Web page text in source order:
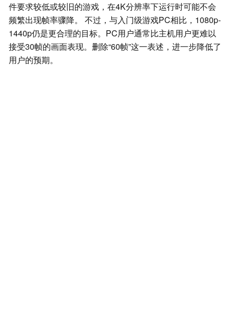
件要求较低或较旧的游戏，在4K分辨率下运行时可能不会
频繁出现帧率骤降。 不过，与入门级游戏PC相比，1080p-
1440p仍是更合理的目标。PC用户通常比主机用户更难以
接受30帧的画面表现。删除“60帧”这一表述，进一步降低了
用户的预期。